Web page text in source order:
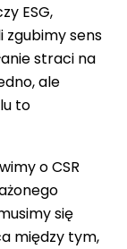
ESG,
zgubimy sens
straci na
ale
to
o CSR
się
między tym,